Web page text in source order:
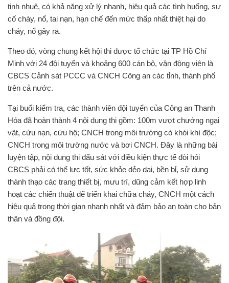
tinh nhuệ, có khả năng xử lý nhanh, hiệu quả các tình huống, sự
cố cháy, nổ, tai nạn, hạn chế đến mức thấp nhất thiệt hại do
cháy, nổ gây ra.
Theo đó, vòng chung kết hội thi được tổ chức tại TP Hồ Chí
Minh với 24 đội tuyển và khoảng 600 cán bộ, vận động viên là
CBCS Cảnh sát PCCC và CNCH Công an các tỉnh, thành phố
trên cả nước.
Tại buổi kiểm tra, các thành viên đội tuyển của Công an Thanh
Hóa đã hoàn thành 4 nội dung thi gồm: 100m vượt chướng ngại
vật, cứu nạn, cứu hộ; CNCH trong môi trường có khói khí độc;
CNCH trong môi trường nước và bơi CNCH. Đây là những bài
luyện tập, nội dung thi đấu sát với điều kiện thực tế đòi hỏi
CBCS phải có thể lực tốt, sức khỏe dẻo dai, bền bỉ, sử dụng
thành thạo các trang thiết bị, mưu trí, dũng cảm kết hợp linh
hoạt các chiến thuật để triển khai chữa cháy, CNCH một cách
hiệu quả trong thời gian nhanh nhất và đảm bảo an toàn cho bản
thân và đồng đội.